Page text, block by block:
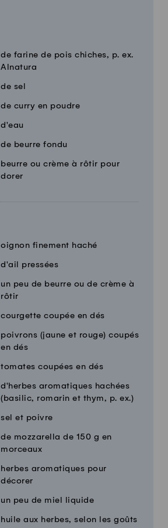
de farine de pois chiches, p. ex.
Alnatura
de sel
de curry en poudre
d'eau
de beurre fondu
beurre ou crème à rôtir pour
dorer
oignon finement haché
d'ail pressées
un peu de beurre ou de crème à
rôtir
courgette coupée en dés
poivrons (jaune et rouge) coupés
en dés
tomates coupées en dés
d'herbes aromatiques hachées
(basilic, romarin et thym, p. ex.)
sel et poivre
de mozzarella de 150 g en
morceaux
herbes aromatiques pour
décorer
un peu de miel liquide
huile aux herbes, selon les goûts